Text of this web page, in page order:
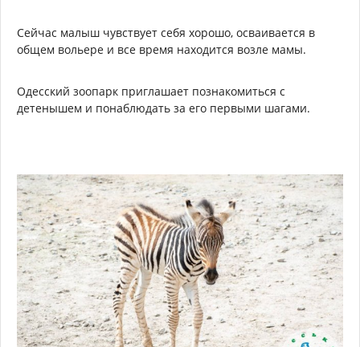
Сейчас малыш чувствует себя хорошо, осваивается в
общем вольере и все время находится возле мамы.
Одесский зоопарк приглашает познакомиться с
детенышем и понаблюдать за его первыми шагами.